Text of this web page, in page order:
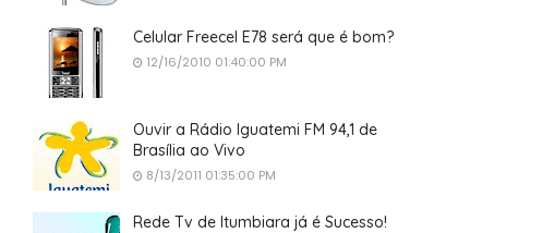
Celular Freecel E78 será que é bom?
12/16/2010 01:40:00 PM
Ouvir a Rádio Iguatemi FM 94,1 de
Brasília ao Vivo
8/13/2011 01:35:00 PM
Rede Tv de Itumbiara já é Sucesso!